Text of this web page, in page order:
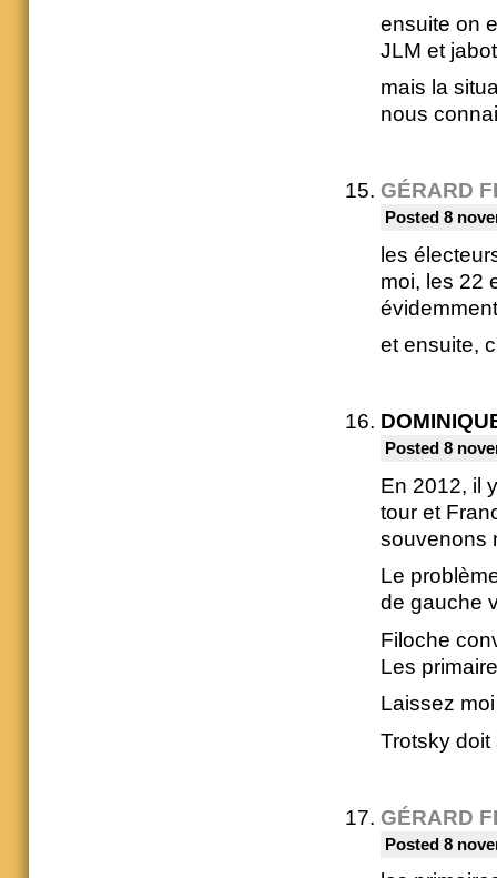
ensuite on
JLM et
mais la
nous
GÉRARD
Posted 8
les
moi, les 22
évidemment
et ensuite,
Posted 8
En 2012, il
tour et
souvenons
Le
de gauche
Filoche
Les
Laissez
Trotsky
GÉRARD
Posted 8